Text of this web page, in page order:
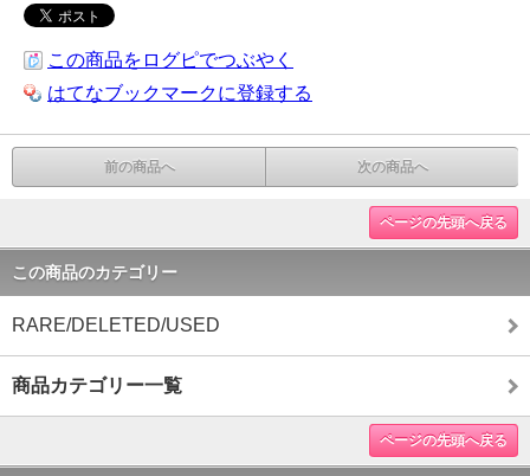
この商品をログピでつぶやく
はてなブックマークに登録する
前の商品へ 次の商品へ
ページの先頭へ戻る
この商品のカテゴリー
RARE/DELETED/USED
商品カテゴリー一覧
ページの先頭へ戻る